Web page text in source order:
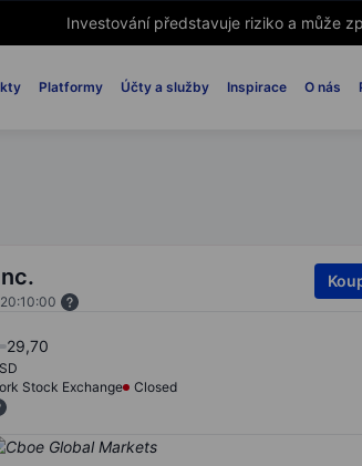
Investování představuje riziko a může
Platformy Účty a služby Inspirace O nás
20:10:00
29,70
Stock Exchange
Closed